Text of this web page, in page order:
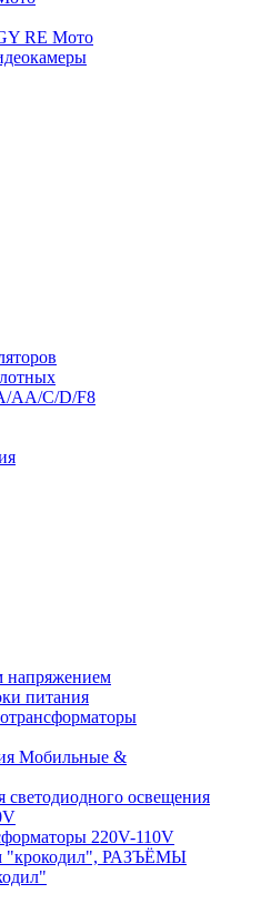
RE Мото
АА/С/D/F8
напряжением
питания
Мобильные &
светодиодного освещения
220V-110V
РАЗЪЁМЫ